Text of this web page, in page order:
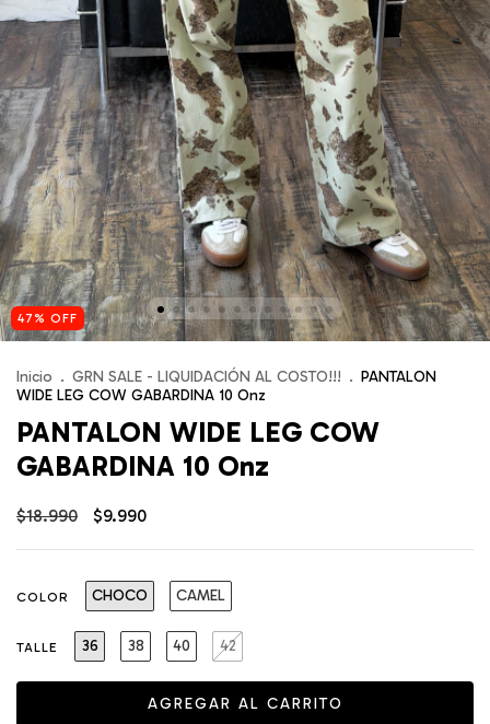
47% OFF
Inicio . GRN SALE - LIQUIDACIÓN AL COSTO!!! . PANTALON
WIDE LEG COW GABARDINA 10 Onz
PANTALON WIDE LEG COW
GABARDINA 10 Onz
$18.990 $9.990
COLOR CHOCO CAMEL
TALLE 36 38 40 42